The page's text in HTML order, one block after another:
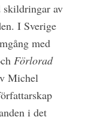
skildringar av
I Sverige
med
Förlorad
Michel
i det